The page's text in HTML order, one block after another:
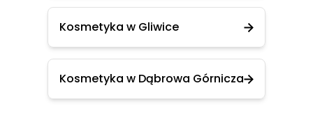
Kosmetyka w Gliwice
Kosmetyka w Dąbrowa Górnicza